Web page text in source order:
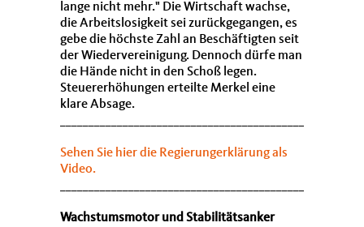
lange nicht mehr." Die Wirtschaft wachse,
die Arbeitslosigkeit sei zurückgegangen, es
gebe die höchste Zahl an Beschäftigten seit
der Wiedervereinigung. Dennoch dürfe man
die Hände nicht in den Schoß legen.
Steuererhöhungen erteilte Merkel eine
klare Absage.
Sehen Sie hier die Regierungerklärung als
Video.
Wachstumsmotor und Stabilitätsanker